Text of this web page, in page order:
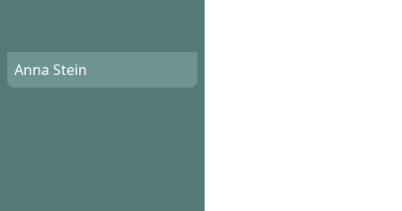
Anna Stein